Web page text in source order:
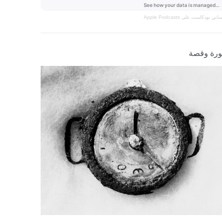
بودكاست على Apple Podcasts
وقصة